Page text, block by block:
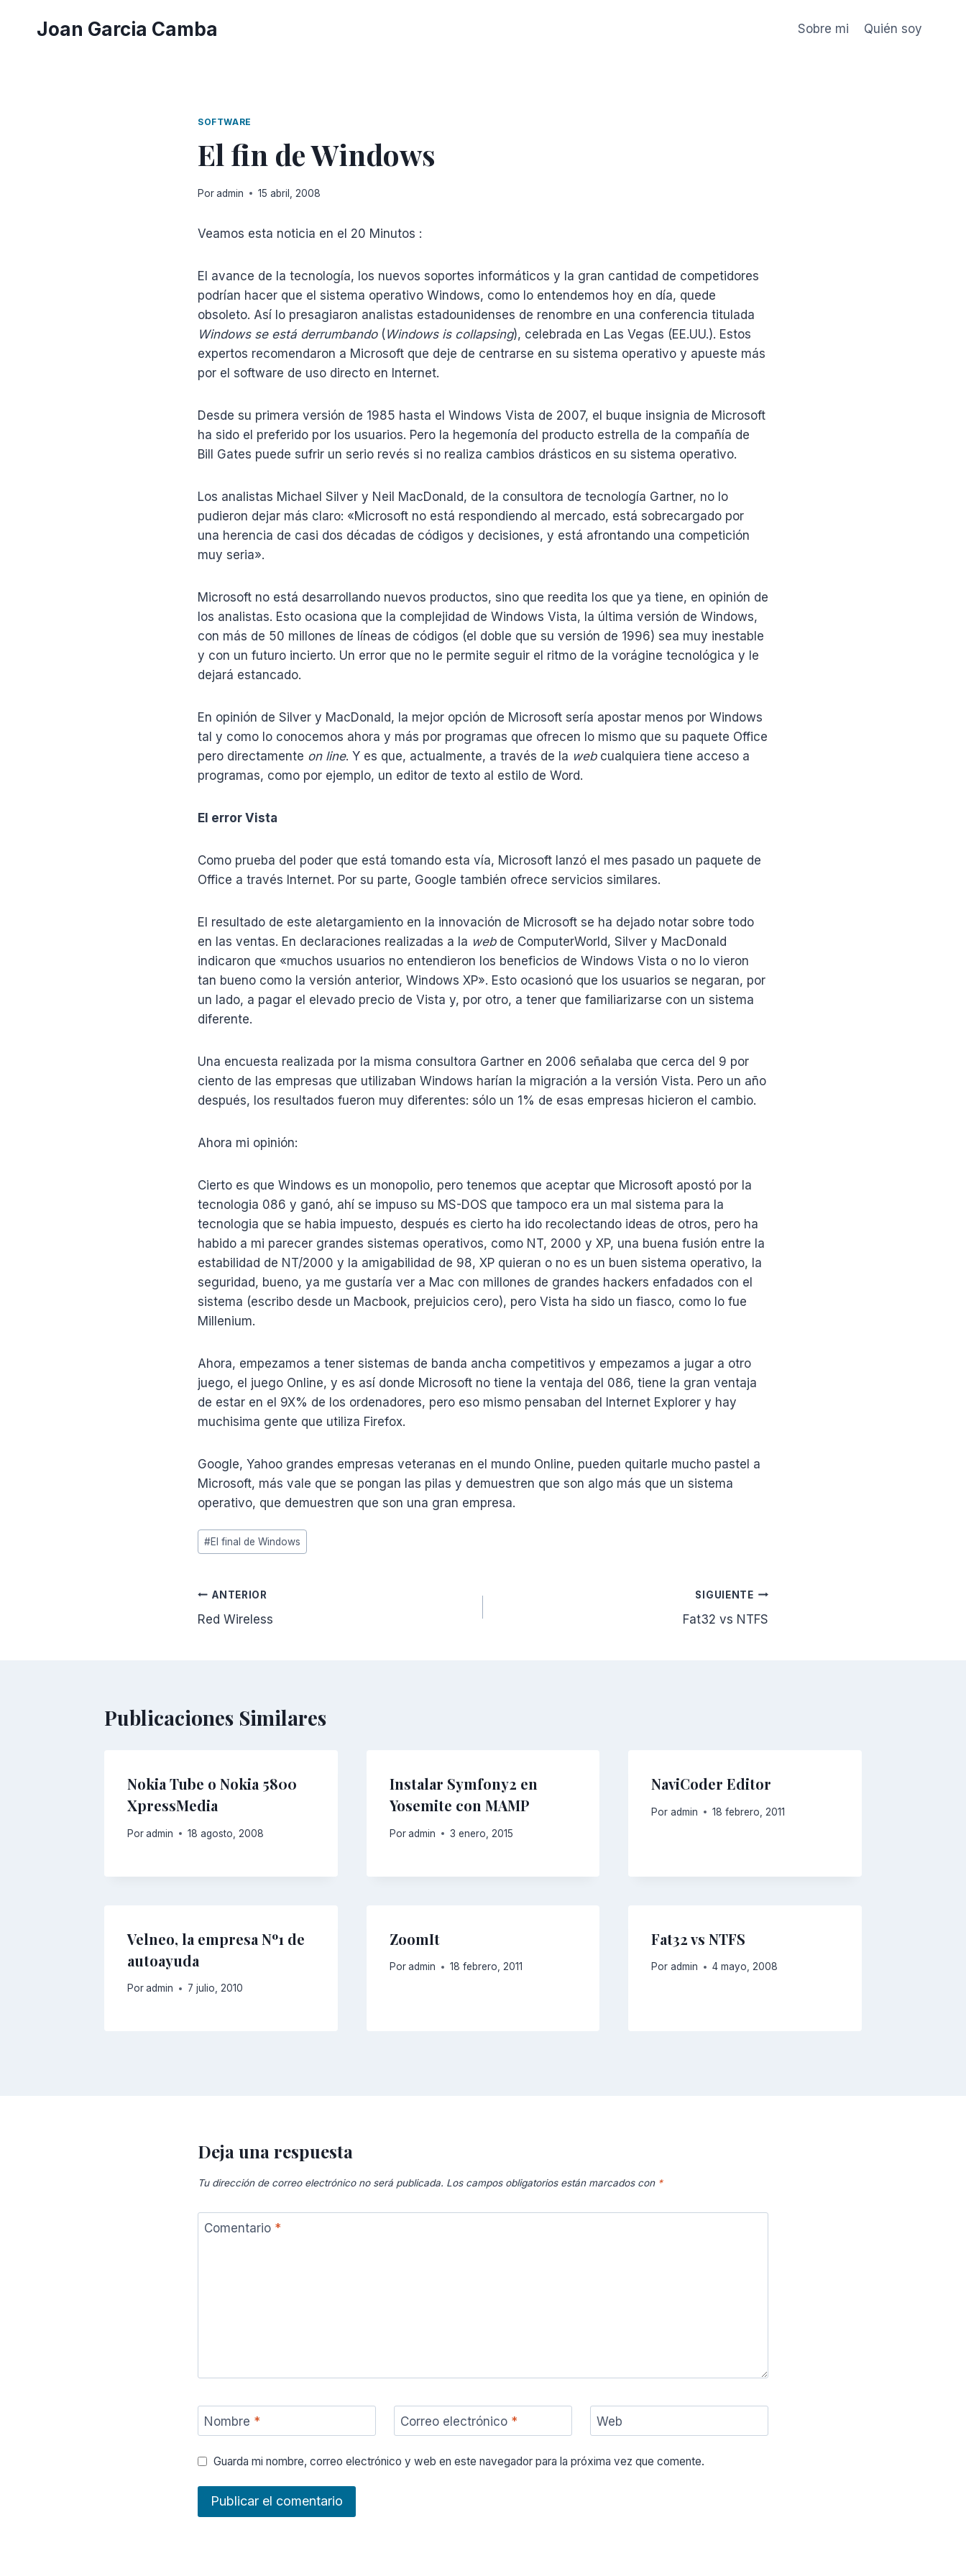
Joan Garcia Camba Sobre mi Quién soy
SOFTWARE
El fin de Windows
Poradmin 15 abril, 2008
Veamos esta noticia en el 20 Minutos :
El avance de la tecnología, los nuevos soportes informáticos y la gran cantidad de competidores
podrían hacer que el sistema operativo Windows, como lo entendemos hoy en día, quede
obsoleto. Así lo presagiaron analistas estadounidenses de renombre en una conferencia titulada
Windows se está derrumbando(Windows is collapsing), celebrada en Las Vegas (EE.UU.). Estos
expertos recomendaron a Microsoft que deje de centrarse en su sistema operativo y apueste más
por el software de uso directo en Internet.
Desde su primera versión de 1985 hasta el Windows Vista de 2007, el buque insignia de Microsoft
ha sido el preferido por los usuarios. Pero la hegemonía del producto estrella de la compañía de
Bill Gates puede sufrir un serio revés si no realiza cambios drásticos en su sistema operativo.
Los analistas Michael Silver y Neil MacDonald, de la consultora de tecnología Gartner, no lo
pudieron dejar más claro: «Microsoft no está respondiendo al mercado, está sobrecargado por
una herencia de casi dos décadas de códigos y decisiones, y está afrontando una competición
muy seria».
Microsoft no está desarrollando nuevos productos, sino que reedita los que ya tiene, en opinión de
los analistas. Esto ocasiona que la complejidad de Windows Vista, la última versión de Windows,
con más de 50 millones de líneas de códigos (el doble que su versión de 1996) sea muy inestable
y con un futuro incierto. Un error que no le permite seguir el ritmo de la vorágine tecnológica y le
dejará estancado.
En opinión de Silver y MacDonald, la mejor opción de Microsoft sería apostar menos por Windows
tal y como lo conocemos ahora y más por programas que ofrecen lo mismo que su paquete Office
pero directamente on line. Y es que, actualmente, a través de la webcualquiera tiene acceso a
programas, como por ejemplo, un editor de texto al estilo de Word.
El error Vista
Como prueba del poder que está tomando esta vía, Microsoft lanzó el mes pasado un paquete de
Office a través Internet. Por su parte, Google también ofrece servicios similares.
El resultado de este aletargamiento en la innovación de Microsoft se ha dejado notar sobre todo
en las ventas. En declaraciones realizadas a la webde ComputerWorld, Silver y MacDonald
indicaron que «muchos usuarios no entendieron los beneficios de Windows Vista o no lo vieron
tan bueno como la versión anterior, Windows XP». Esto ocasionó que los usuarios se negaran, por
un lado, a pagar el elevado precio de Vista y, por otro, a tener que familiarizarse con un sistema
diferente.
Una encuesta realizada por la misma consultora Gartner en 2006 señalaba que cerca del 9 por
ciento de las empresas que utilizaban Windows harían la migración a la versión Vista. Pero un año
después, los resultados fueron muy diferentes: sólo un 1% de esas empresas hicieron el cambio.
Ahora mi opinión:
Cierto es que Windows es un monopolio, pero tenemos que aceptar que Microsoft apostó por la
tecnologia 086 y ganó, ahí se impuso su MS-DOS que tampoco era un mal sistema para la
tecnologia que se habia impuesto, después es cierto ha ido recolectando ideas de otros, pero ha
habido a mi parecer grandes sistemas operativos, como NT, 2000 y XP, una buena fusión entre la
estabilidad de NT/2000 y la amigabilidad de 98, XP quieran o no es un buen sistema operativo, la
seguridad, bueno, ya me gustaría ver a Mac con millones de grandes hackers enfadados con el
sistema (escribo desde un Macbook, prejuicios cero), pero Vista ha sido un fiasco, como lo fue
Millenium.
Ahora, empezamos a tener sistemas de banda ancha competitivos y empezamos a jugar a otro
juego, el juego Online, y es así donde Microsoft no tiene la ventaja del 086, tiene la gran ventaja
de estar en el 9X% de los ordenadores, pero eso mismo pensaban del Internet Explorer y hay
muchisima gente que utiliza Firefox.
Google, Yahoo grandes empresas veteranas en el mundo Online, pueden quitarle mucho pastel a
Microsoft, más vale que se pongan las pilas y demuestren que son algo más que un sistema
operativo, que demuestren que son una gran empresa.
Etiquetas
de
entrada:
#El final de Windows
Navegación
de
ANTERIOR
Red Wireless
SIGUIENTE
Fat32 vs NTFS
Publicaciones Similares
Nokia Tube o Nokia 5800
XpressMedia
Poradmin 18 agosto, 2008
Instalar Symfony2 en
Yosemite con MAMP
Por admin 3 enero, 2015
NaviCoder Editor
Por admin 18 febrero, 2011
Velneo, la empresa Nº1 de
autoayuda
Poradmin 7 julio, 2010
ZoomIt
Por admin 18 febrero, 2011
Fat32 vs NTFS
Por admin 4 mayo, 2008
Deja una respuesta
Tu dirección de correo electrónico no será publicada. Los campos obligatorios están marcados con *
Comentario *
Nombre * Correo electrónico * Web
Guarda mi nombre, correo electrónico y web en este navegador para la próxima vez que comente.